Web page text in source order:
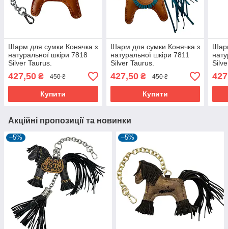
Шарм для сумки Конячка з
натуральної шкіри 7818
Silver Taurus.
427,50 ₴ 450 ₴
Купити
Шарм для сумки Конячка з
натуральної шкіри 7811
Silver Taurus.
427,50₴ 450 ₴
Купити
Акційні пропозиції та новинки
–5% –5%